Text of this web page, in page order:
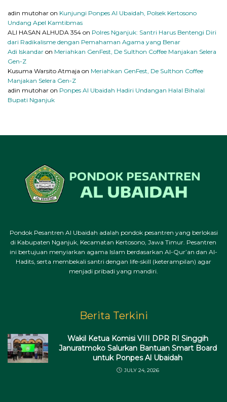
adin mutohar on Kunjungi Ponpes Al Ubaidah, Polsek Kertosono
Undang Apel Kamtibmas
ALI HASAN ALHUDA 354 on Polres Nganjuk: Santri Harus Bentengi Diri
dari Radikalisme dengan Pemahaman Agama yang Benar
Adi Iskandar on Meriahkan GenFest, De Sulthon Coffee Manjakan Selera
Gen-Z
Kusuma Warsito Atmaja on Meriahkan GenFest, De Sulthon Coffee
Manjakan Selera Gen-Z
adin mutohar on Ponpes Al Ubaidah Hadiri Undangan Halal Bihalal
Bupati Nganjuk
Pondok Pesantren Al Ubaidah adalah pondok pesantren yang berlokasi
di Kabupaten Nganjuk, Kecamatan Kertosono, Jawa Timur. Pesantren
ini bertujuan menyiarkan agama Islam berdasarkan Al-Qur’an dan Al-
Hadits, serta membekali santri dengan life-skill (keterampilan) agar
menjadi pribadi yang mandiri.
Berita Terkini
Wakil Ketua Komisi VIII DPR RI Singgih
Januratmoko Salurkan Bantuan Smart Board
untuk Ponpes Al Ubaidah
JULY 24, 2026